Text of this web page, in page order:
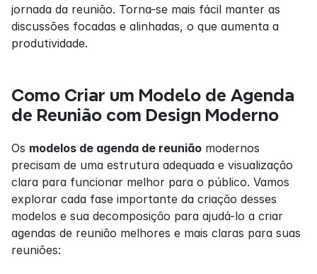
jornada da reunião. Torna-se mais fácil manter as
discussões focadas e alinhadas, o que aumenta a
produtividade.
Como Criar um Modelo de Agenda
de Reunião com Design Moderno
Os modelos de agenda de reunião modernos
precisam de uma estrutura adequada e visualização
clara para funcionar melhor para o público. Vamos
explorar cada fase importante da criação desses
modelos e sua decomposição para ajudá-lo a criar
agendas de reunião melhores e mais claras para suas
reuniões: